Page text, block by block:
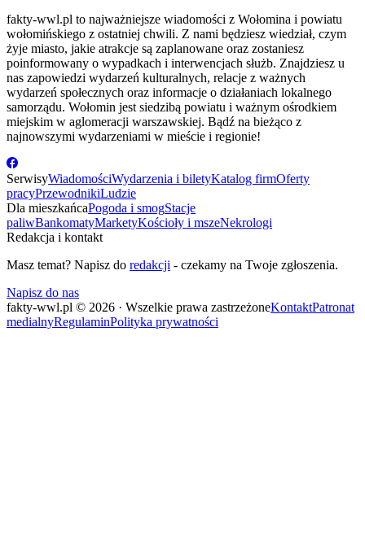
fakty-wwl.pl to najważniejsze wiadomości z Wołomina i powiatu
wołomińskiego z ostatniej chwili. Z nami będziesz wiedział, czym
żyje miasto, jakie atrakcje są zaplanowane oraz zostaniesz
poinformowany o wypadkach i interwencjach służb. Znajdziesz u
nas zapowiedzi wydarzeń kulturalnych, relacje z ważnych
wydarzeń społecznych oraz informacje o działaniach lokalnego
samorządu. Wołomin jest siedzibą powiatu i ważnym ośrodkiem
miejskim w aglomeracji warszawskiej. Bądź na bieżąco z
najnowszymi wydarzeniami w mieście i regionie!
SerwisyWiadomościWydarzenia i biletyKatalog firmOferty
pracyPrzewodnikiLudzie
Dla mieszkańcaPogoda i smogStacje
paliwBankomatyMarketyKościoły i mszeNekrologi
Redakcja i kontakt
Masz temat? Napisz do redakcji - czekamy na Twoje zgłoszenia.
Napisz do nas
fakty-wwl.pl © 2026 · Wszelkie prawa zastrzeżoneKontaktPatronat
medialnyRegulaminPolityka prywatności